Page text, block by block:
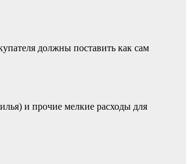
должны поставить как сам
и прочие мелкие расходы для